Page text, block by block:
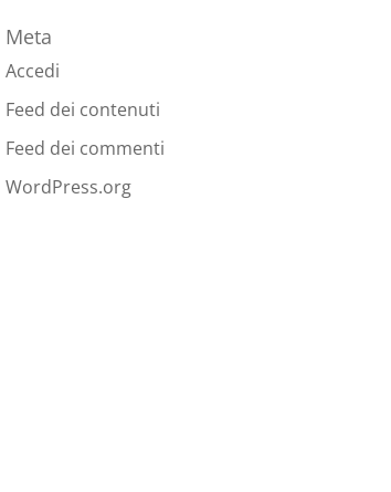
Meta
Accedi
Feed dei contenuti
Feed dei commenti
WordPress.org